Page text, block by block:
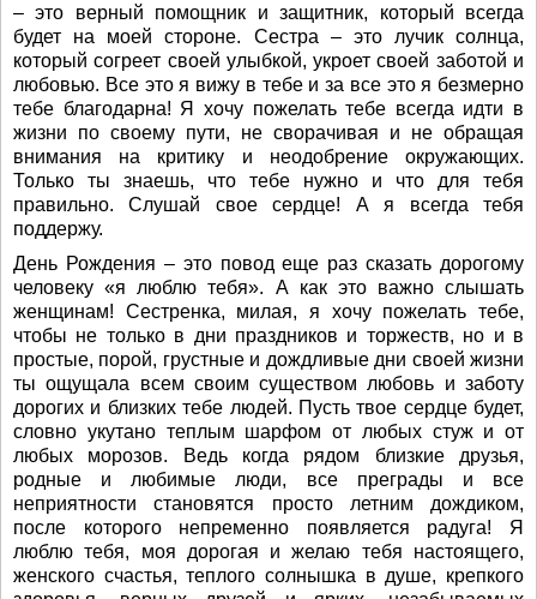
– это верный помощник и защитник, который всегда
будет на моей стороне. Сестра – это лучик солнца,
который согреет своей улыбкой, укроет своей заботой и
любовью. Все это я вижу в тебе и за все это я безмерно
тебе благодарна! Я хочу пожелать тебе всегда идти в
жизни по своему пути, не сворачивая и не обращая
внимания на критику и неодобрение окружающих.
Только ты знаешь, что тебе нужно и что для тебя
правильно. Слушай свое сердце! А я всегда тебя
поддержу.
День Рождения – это повод еще раз сказать дорогому
человеку «я люблю тебя». А как это важно слышать
женщинам! Сестренка, милая, я хочу пожелать тебе,
чтобы не только в дни праздников и торжеств, но и в
простые, порой, грустные и дождливые дни своей жизни
ты ощущала всем своим существом любовь и заботу
дорогих и близких тебе людей. Пусть твое сердце будет,
словно укутано теплым шарфом от любых стуж и от
любых морозов. Ведь когда рядом близкие друзья,
родные и любимые люди, все преграды и все
неприятности становятся просто летним дождиком,
после которого непременно появляется радуга! Я
люблю тебя, моя дорогая и желаю тебя настоящего,
женского счастья, теплого солнышка в душе, крепкого